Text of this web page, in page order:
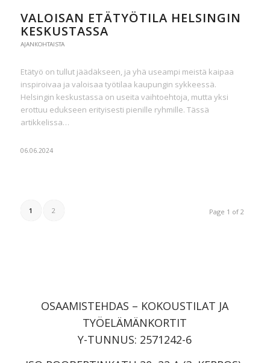
VALOISAN ETÄTYÖTILA HELSINGIN
KESKUSTASSA
AJANKOHTAISTA
Etätyö on tullut jäädäkseen, ja yhä useampi meistä kaipaa
inspiroivaa ja valoisaa työtilaa kaupungin sykkeessä.
Helsingin keskustassa on useita vaihtoehtoja, mutta yksi
erottuu edukseen erityisesti pienille ryhmille. Tässä
artikkelissa…
06.06.2024
Page 1 of 2
1 2
OSAAMISTEHDAS – KOKOUSTILAT JA
TYÖELÄMÄNKORTIT
Y-TUNNUS: 2571242-6